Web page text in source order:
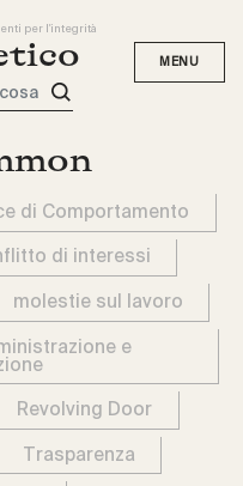
per l'integrità
di Comportamento
di interessi
molestie sul lavoro
e
Revolving Door
Trasparenza